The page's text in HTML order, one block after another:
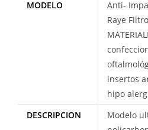
MODELO
Anti-
Raye
insertos
hipo
DESCRIPCION
Modelo